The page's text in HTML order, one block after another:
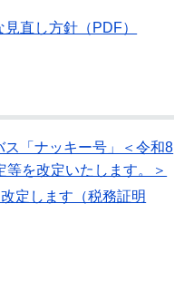
直し方針（PDF）
「ナッキー号」＜令和8
を改定いたします。＞
定します（税務証明